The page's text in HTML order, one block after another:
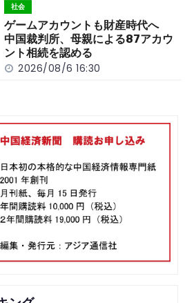
社会
ゲームアカウントも財産時代へ
中国裁判所、母親による87アカウ
ント相続を認める
2026/08/6 16:30